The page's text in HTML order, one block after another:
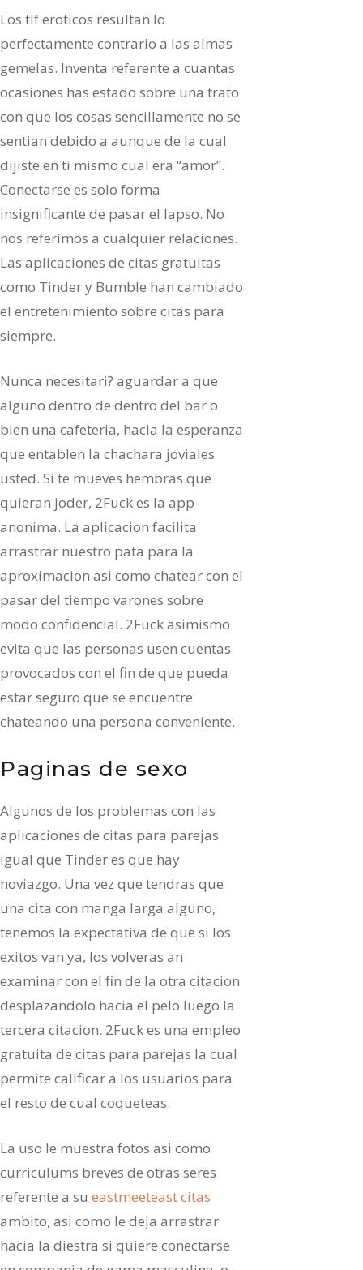
Los tlf eroticos resultan lo
perfectamente contrario a las almas
gemelas. Inventa referente a cuantas
ocasiones has estado sobre una trato
con que los cosas sencillamente no se
sentian debido a aunque de la cual
dijiste en ti mismo cual era “amor”.
Conectarse es solo forma
insignificante de pasar el lapso. No
nos referimos a cualquier relaciones.
Las aplicaciones de citas gratuitas
como Tinder y Bumble han cambiado
el entretenimiento sobre citas para
siempre.
Nunca necesitari? aguardar a que
alguno dentro de dentro del bar o
bien una cafeteria, hacia la esperanza
que entablen la chachara joviales
usted. Si te mueves hembras que
quieran joder, 2Fuck es la app
anonima. La aplicacion facilita
arrastrar nuestro pata para la
aproximacion asi­ como chatear con el
pasar del tiempo varones sobre
modo confidencial. 2Fuck asimismo
evita que las personas usen cuentas
provocados con el fin de que pueda
estar seguro que se encuentre
chateando una persona conveniente.
Paginas de sexo
Algunos de los problemas con las
aplicaciones de citas para parejas
igual que Tinder es que hay
noviazgo. Una vez que tendras que
una cita con manga larga alguno,
tenemos la expectativa de que si los
exitos van ya, los volveras an
examinar con el fin de la otra citacion
desplazandolo hacia el pelo luego la
tercera citacion. 2Fuck es una empleo
gratuita de citas para parejas la cual
permite calificar a los usuarios para
el resto de cual coqueteas.
La uso le muestra fotos asi­ como
curriculums breves de otras seres
referente a su eastmeeteast citas
ambito, asi­ como le deja arrastrar
hacia la diestra si quiere conectarse